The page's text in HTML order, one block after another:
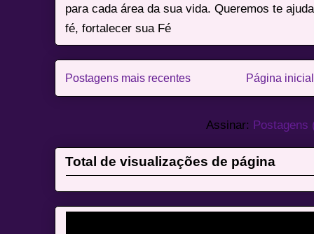
para cada área da sua vida. Queremos te
fé, fortalecer sua Fé
Postagens mais recentes Página inicial
Assinar: Postagens
Total de visualizações de página